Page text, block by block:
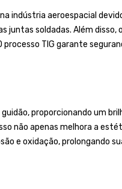
indústria aeroespacial
soldadas. Além disso,
TIG garante
proporcionando um
não apenas melhora a
e oxidação, prolongando